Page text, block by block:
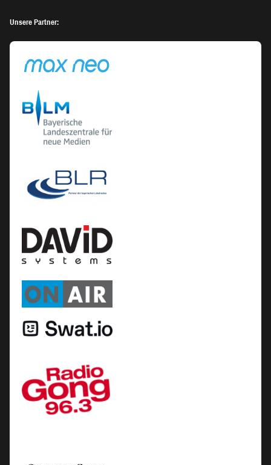
Unsere Partner: